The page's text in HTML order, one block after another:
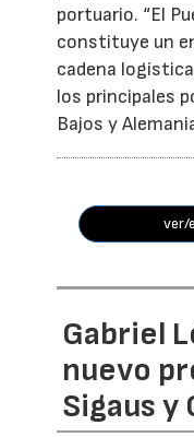
portuario. “El
constituye un
cadena
los principales
Bajos y
ver/
Gabriel
nuevo
Sigaus y